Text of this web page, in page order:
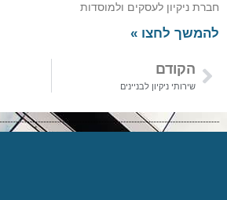
חברת ניקיון לעסקים ולמוסדות
להמשך לחצו »
הקודם
שירותי ניקיון לבניינים